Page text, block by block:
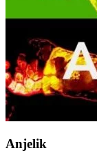
Anjelik